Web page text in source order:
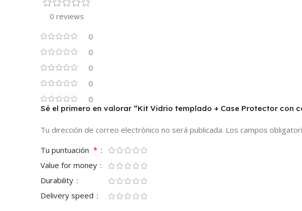
0 reviews
0
0
0
0
0
Sé el primero en valorar “Kit Vidrio templado + Case Protector con
Tu dirección de correo electrónico no será publicada. Los campos
Tu puntuación *
Value for money
Durability
Delivery speed